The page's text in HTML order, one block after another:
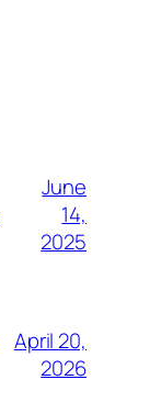
June
14,
2025
April 20,
2026